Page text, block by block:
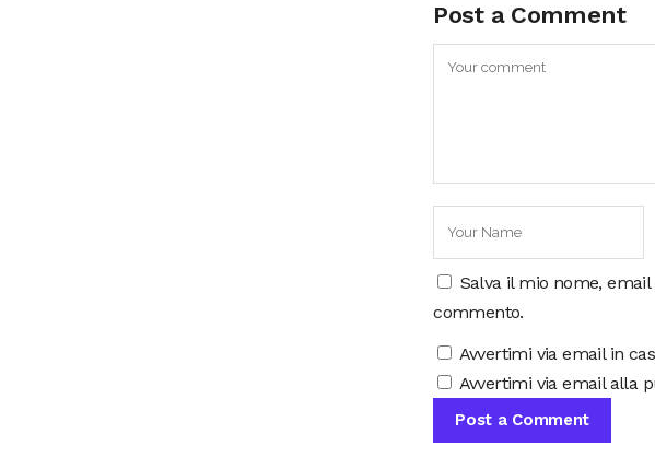
Post a Comment
Salva il mio nome,
commento.
Avvertimi via email in
Avvertimi via email alla